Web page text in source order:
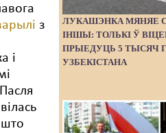
з
і
ЛУКАШЭНКА МЯНЯЕ
ІНШЫ: ТОЛЬКІ Ў
ПРЫЕДУЦЬ 5 ТЫСЯЧ
УЗБЕКІСТАНА